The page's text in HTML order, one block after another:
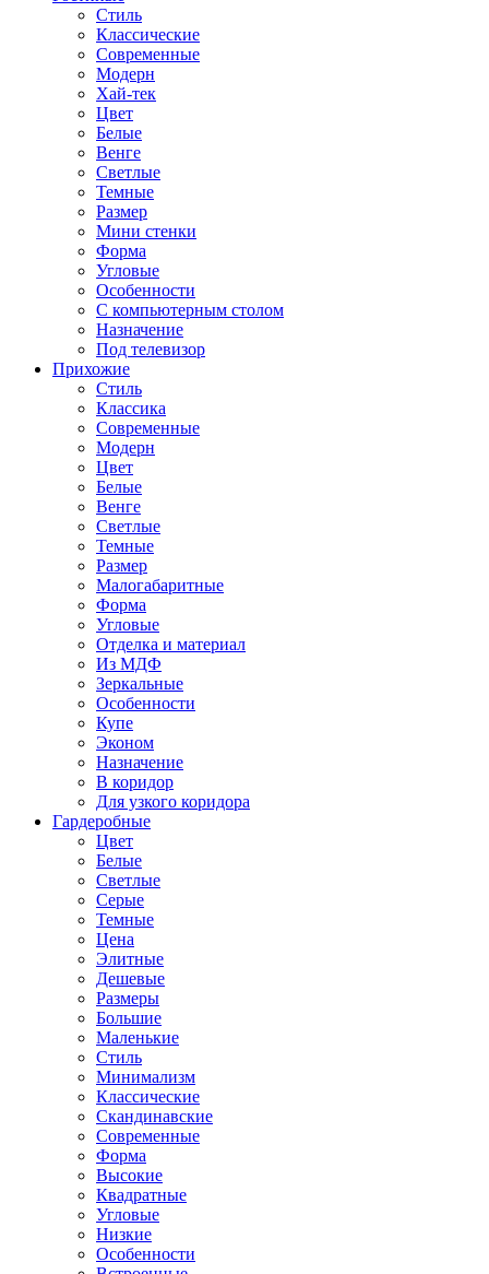
Стиль
Классические
Современные
Модерн
Хай-тек
Цвет
Белые
Венге
Светлые
Темные
Размер
Мини стенки
Форма
Угловые
Особенности
С компьютерным столом
Назначение
Под телевизор
Прихожие
Стиль
Классика
Современные
Модерн
Цвет
Белые
Венге
Светлые
Темные
Размер
Малогабаритные
Форма
Угловые
Отделка и материал
Из МДФ
Зеркальные
Особенности
Купе
Эконом
Назначение
В коридор
Для узкого коридора
Гардеробные
Цвет
Белые
Светлые
Серые
Темные
Цена
Элитные
Дешевые
Размеры
Большие
Маленькие
Стиль
Минимализм
Классические
Скандинавские
Современные
Форма
Высокие
Квадратные
Угловые
Низкие
Особенности